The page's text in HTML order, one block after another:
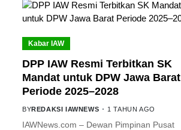
Kabar IAW
DPP IAW Resmi Terbitkan SK
Mandat untuk DPW Jawa Barat
Periode 2025–2028
BYREDAKSI IAWNEWS 1 TAHUN AGO
IAWNews.com – Dewan Pimpinan Pusat